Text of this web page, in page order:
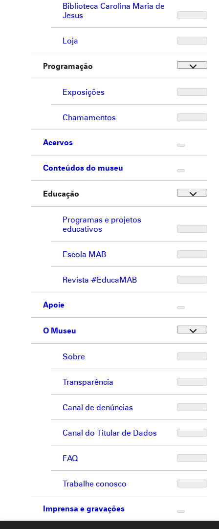
Biblioteca Carolina Maria de
Jesus
Loja
Programação
Exposições
Chamamentos
Acervos
Conteúdos do museu
Educação
Programas e projetos
educativos
Escola MAB
Revista #EducaMAB
Apoie
O Museu
Sobre
Transparência
Canal de denúncias
Canal do Titular de Dados
FAQ
Trabalhe conosco
Imprensa e gravações